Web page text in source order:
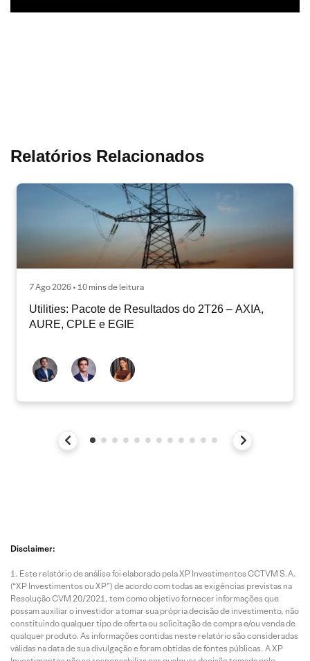
Relatórios Relacionados
7 Ago 2026 • 10 mins de leitura
Utilities: Pacote de Resultados do 2T26 – AXIA,
AURE, CPLE e EGIE
Disclaimer:
Este relatório de análise foi elaborado pela XP Investimentos CCTVM S.A.
(“XP Investimentos ou XP”) de acordo com todas as exigências previstas na
Resolução CVM 20/2021, tem como objetivo fornecer informações que
possam auxiliar o investidor a tomar sua própria decisão de investimento, não
constituindo qualquer tipo de oferta ou solicitação de compra e/ou venda de
qualquer produto. As informações contidas neste relatório são consideradas
válidas na data de sua divulgação e foram obtidas de fontes públicas. A XP